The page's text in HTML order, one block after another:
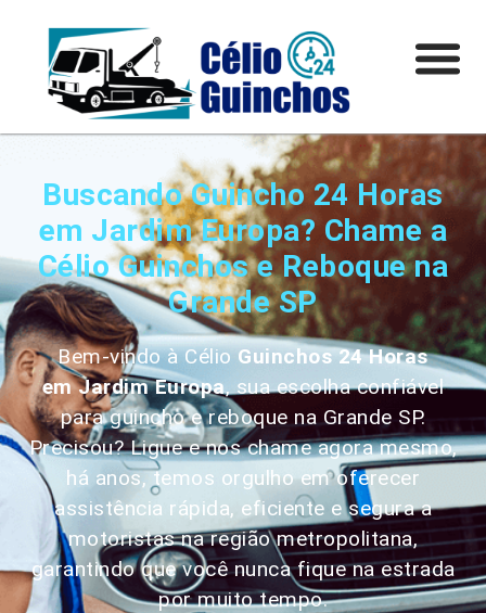
Buscando Guincho 24 Horas
em Jardim Europa? Chame a
Célio Guinchos e Reboque na
Grande SP
Bem-vindo à CélioGuinchos 24 Horas
emJardim Europa, sua escolha confiável
para guincho e reboque na Grande SP.
Precisou? Ligue e nos chame agora mesmo,
há anos, temos orgulho em oferecer
assistência rápida, eficiente e segura a
motoristas na região metropolitana,
garantindo que você nunca fique na estrada
por muito tempo.